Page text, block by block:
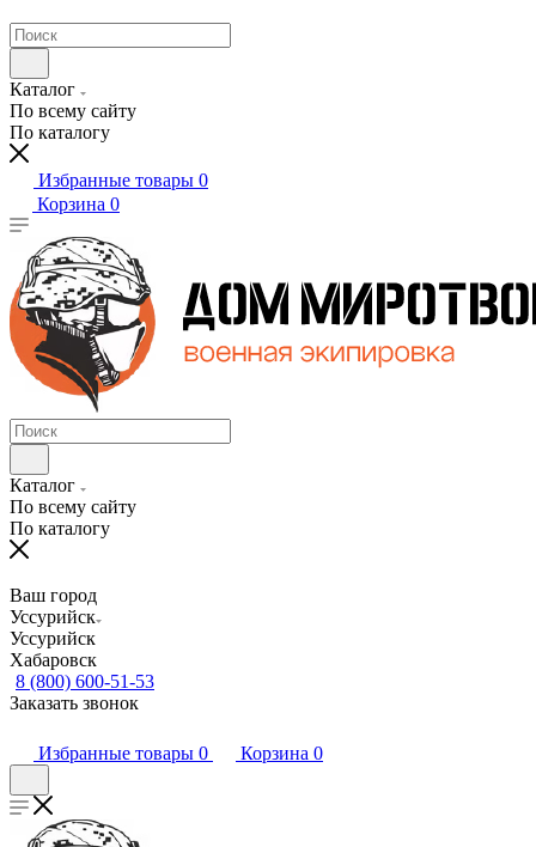
Каталог
По всему сайту
По каталогу
Избранные товары 0
Корзина 0
Каталог
По всему сайту
По каталогу
Ваш город
Уссурийск
Уссурийск
Хабаровск
8 (800) 600-51-53
Заказать звонок
Избранные товары 0 Корзина 0